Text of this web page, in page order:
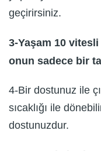
geçirirsiniz.
3-Yaşam 10
onun sadece bir
4-Bir dostunuz ile
sıcaklığı ile
dostunuzdur.